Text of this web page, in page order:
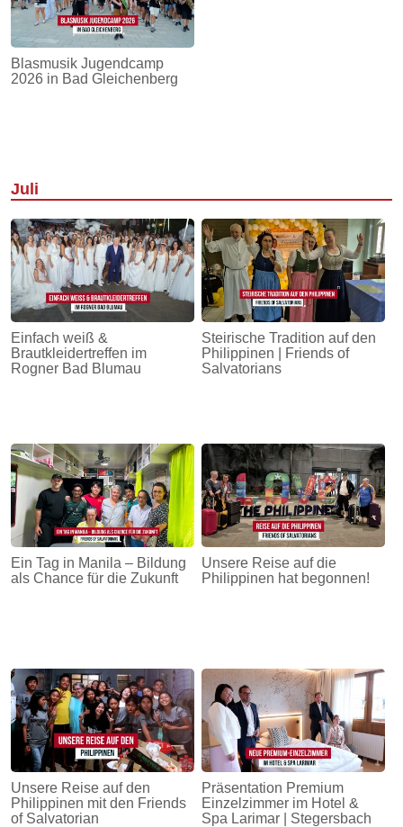
Blasmusik Jugendcamp
2026 in Bad Gleichenberg
Juli
Einfach weiß &
Brautkleidertreffen im
Rogner Bad Blumau
Steirische Tradition auf den
Philippinen | Friends of
Salvatorians
Ein Tag in Manila – Bildung
als Chance für die Zukunft
Unsere Reise auf die
Philippinen hat begonnen!
Unsere Reise auf den
Philippinen mit den Friends
of Salvatorian
Präsentation Premium
Einzelzimmer im Hotel &
Spa Larimar | Stegersbach